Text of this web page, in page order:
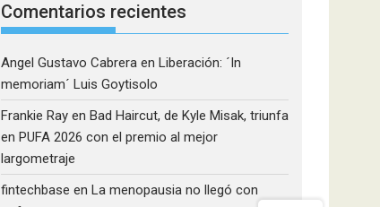
Comentarios recientes
Angel Gustavo Cabrera en Liberación: ´In
memoriam´ Luis Goytisolo
Frankie Ray en Bad Haircut, de Kyle Misak, triunfa
en PUFA 2026 con el premio al mejor
largometraje
fintechbase en La menopausia no llegó con